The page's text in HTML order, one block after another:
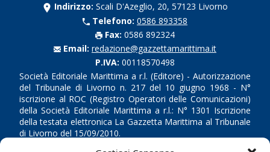
Indirizzo: Scali D'Azeglio, 20, 57123 Livorno
Telefono: 0586 893358
Fax: 0586 892324
Email: redazione@gazzettamarittima.it
P.IVA: 00118570498
Società Editoriale Marittima a r.l. (Editore) - Autorizzazione
del Tribunale di Livorno n. 217 del 10 giugno 1968 - N°
iscrizione al ROC (Registro Operatori delle Comunicazioni)
della Società Editoriale Marittima a r.l.: N° 1301 Iscrizione
della testata elettronica La Gazzetta Marittima al Tribunale
di Livorno del 15/09/2010.